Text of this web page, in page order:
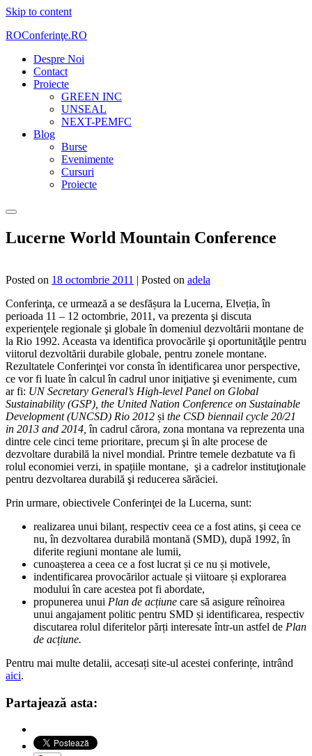
Skip to content
ROConferinţe.RO
Despre Noi
Contact
Proiecte
GREEN INC
UNSEAL
NEXT-PEMFC
Blog
Burse
Evenimente
Cursuri
Proiecte
Lucerne World Mountain Conference
Posted on 18 octombrie 2011 | Posted on adela
Conferinţa, ce urmează a se desfășura la Lucerna, Elveția, în
perioada 11 – 12 octombrie, 2011, va prezenta şi discuta
experienţele regionale şi globale în domeniul dezvoltării montane de
la Rio 1992. Aceasta va identifica provocările şi oportunităţile pentru
viitorul dezvoltării durabile globale, pentru zonele montane.
Rezultatele Conferinţei vor consta în identificarea unor perspective,
ce vor fi luate în calcul în cadrul unor iniţiative şi evenimente, cum
ar fi: UN Secretary General’s High-level Panel on Global
Sustainability (GSP), the United Nation Conference on Sustainable
Development (UNCSD) Rio 2012 și the CSD biennail cycle 20/21
in 2013 and 2014,în cadrul cărora, zona montana va reprezenta una
dintre cele cinci teme prioritare, precum şi în alte procese de
dezvoltare durabilă la nivel mondial. Printre temele dezbatute va fi
rolul economiei verzi, in spațiile montane, şi a cadrelor instituţionale
pentru dezvoltarea durabilă şi reducerea sărăciei.
Prin urmare, obiectivele Conferinţei de la Lucerna, sunt:
realizarea unui bilanț, respectiv ceea ce a fost atins, şi ceea ce
nu, în dezvoltarea durabilă montană (SMD), după 1992, în
diferite regiuni montane ale lumii,
cunoașterea a ceea ce a fost lucrat și ce nu și motivele,
indentificarea provocărilor actuale și viitoare și explorarea
modului în care acestea pot fi abordate,
propunerea unui Plan de acțiune care să asigure reînoirea
unui angajament politic pentru SMD și identificarea, respectiv
discutarea rolul diferitelor părți interesate într-un astfel de Plan
de acțiune.
Pentru mai multe detalii, accesați site-ul acestei conferințe, intrând
aici.
Partajează asta: